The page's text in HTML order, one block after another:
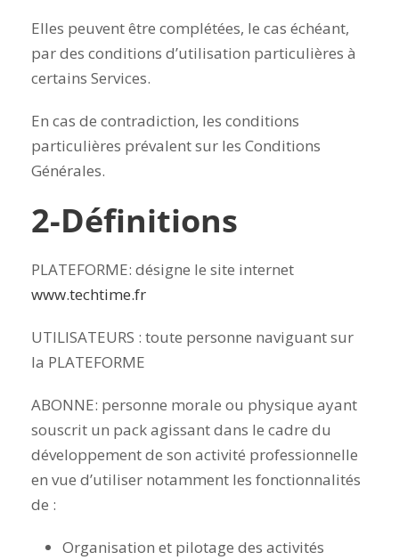
Elles peuvent être complétées, le cas échéant,
par des conditions d’utilisation particulières à
certains Services.
En cas de contradiction, les conditions
particulières prévalent sur les Conditions
Générales.
2-Définitions
PLATEFORME: désigne le site internet
www.techtime.fr
UTILISATEURS : toute personne naviguant sur
la PLATEFORME
ABONNE: personne morale ou physique ayant
souscrit un pack agissant dans le cadre du
développement de son activité professionnelle
en vue d’utiliser notamment les fonctionnalités
de :
Organisation et pilotage des activités